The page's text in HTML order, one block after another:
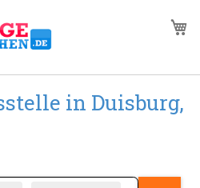
in Duisburg,